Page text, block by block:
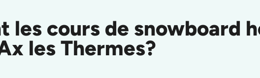
les cours de snowboard
les Thermes?